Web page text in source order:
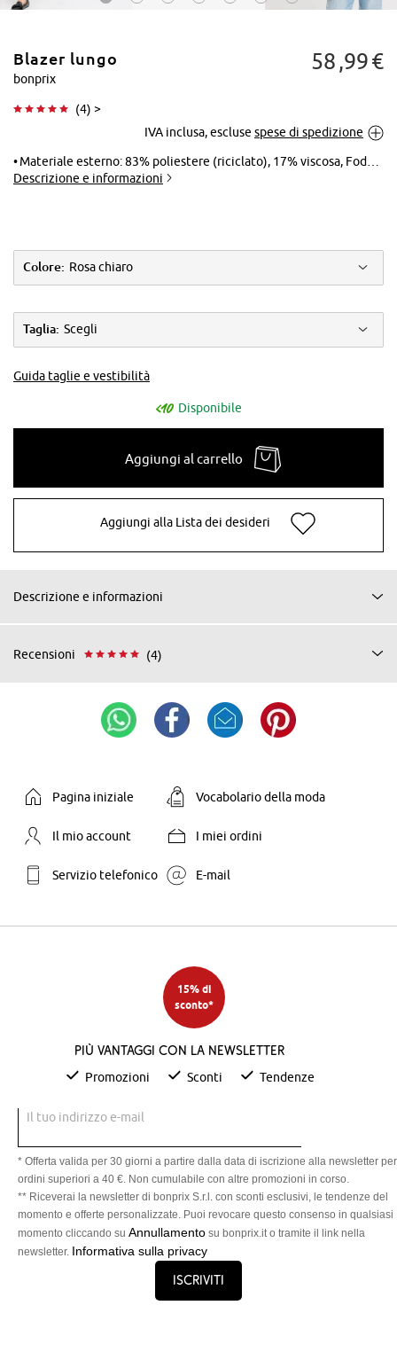
Tocca per
ingrandire
Blazer lungo
bonprix
(4) >
58 99€
IVA inclusa, escluse spese di spedizione
Materiale esterno: 83% poliestere (riciclato), 17% viscosa, Fodera: 100% poliestere
Descrizione e informazioni
Colore: Rosa chiaro
Taglia: Scegli
Guida taglie e vestibilità
Disponibile
Aggiungi al carrello
Aggiungi alla Lista dei desideri
Descrizione e informazioni
Recensioni (4)
Pagina iniziale Vocabolario della moda
Il mio account I miei ordini
Servizio telefonico E-mail
15% di
sconto*
Più vantaggi con la newsletter
Promozioni Sconti Tendenze
Il tuo indirizzo e-mail
* Offerta valida per 30 giorni a partire dalla data di iscrizione alla newsletter per
ordini superiori a 40 €. Non cumulabile con altre promozioni in corso.
** Riceverai la newsletter di bonprix S.r.l. con sconti esclusivi, le tendenze del
momento e offerte personalizzate. Puoi revocare questo consenso in qualsiasi
momento cliccando su Annullamento su bonprix.it o tramite il link nella
newsletter. Informativa sulla privacy
Iscriviti